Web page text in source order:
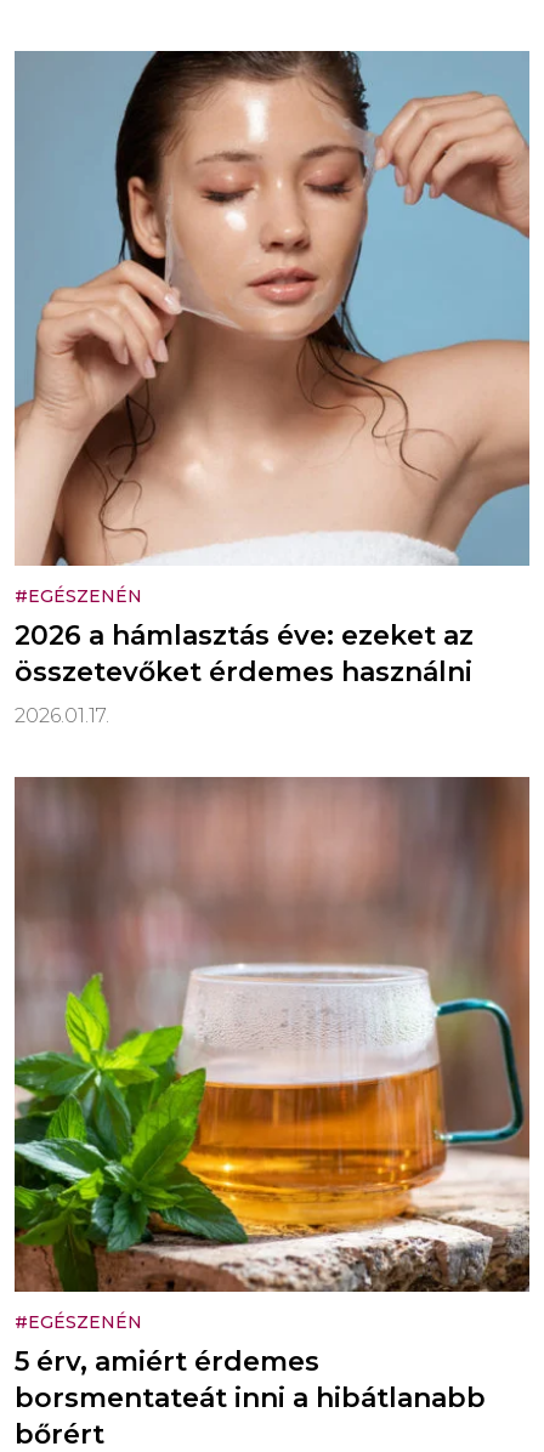
#EGÉSZENÉN
2026 a hámlasztás éve: ezeket az
összetevőket érdemes használni
2026.01.17.
#EGÉSZENÉN
5 érv, amiért érdemes
borsmentateát inni a hibátlanabb
bőrért